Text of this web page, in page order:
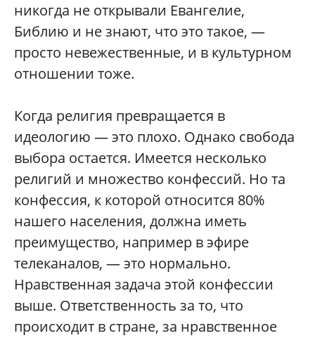
никогда не открывали Евангелие,
Библию и не знают, что это такое, —
просто невежественные, и в культурном
отношении тоже.
Когда религия превращается в
идеологию — это плохо. Однако свобода
выбора остается. Имеется несколько
религий и множество конфессий. Но та
конфессия, к которой относится 80%
нашего населения, должна иметь
преимущество, например в эфире
телеканалов, — это нормально.
Нравственная задача этой конфессии
выше. Ответственность за то, что
происходит в стране, за нравственное